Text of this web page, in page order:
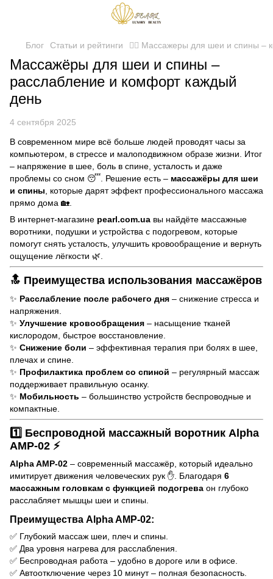
Блог Статьи и рейтинги 💆‍♀️ Массажеры для шеи и спины –
Массажёры для шеи и спины –
расслабление и комфорт каждый
день
4 сентября 2025
В современном мире всё больше людей проводят часы за
компьютером, в стрессе и малоподвижном образе жизни. Итог
– напряжение в шее, боль в спине, усталость и даже
проблемы со сном 😴. Решение есть – массажёры для шеи
и спины , которые дарят эффект профессионального массажа
прямо дома 🏡.
В интернет-магазине pearl.com.ua вы найдёте массажные
воротники, подушки и устройства с подогревом, которые
помогут снять усталость, улучшить кровообращение и вернуть
ощущение лёгкости 🌿.
🔝 Преимущества использования массажёров
✨ Расслабление после рабочего дня – снижение стресса и
напряжения.
✨ Улучшение кровообращения – насыщение тканей
кислородом, быстрое восстановление.
✨ Снижение боли – эффективная терапия при болях в шее,
плечах и спине.
✨ Профилактика проблем со спиной – регулярный массаж
поддерживает правильную осанку.
✨ Мобильность – большинство устройств беспроводные и
компактные.
1️⃣ Беспроводной массажный воротник Alpha
AMP-02 ⚡
Alpha AMP-02 – современный массажёр, который идеально
имитирует движения человеческих рук ✋. Благодаря 6
массажным головкам с функцией подогрева он глубоко
расслабляет мышцы шеи и спины.
Преимущества Alpha AMP-02:
✅ Глубокий массаж шеи, плеч и спины.
✅ Два уровня нагрева для расслабления.
✅ Беспроводная работа – удобно в дороге или в офисе.
✅ Автоотключение через 10 минут – полная безопасность.